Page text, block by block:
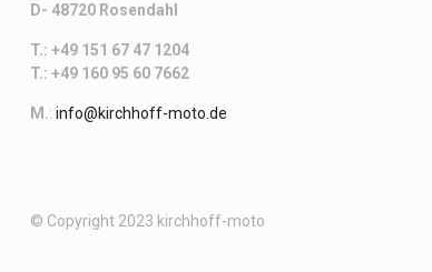
D- 48720 Rosendahl
T.: +49 151 67 47 1204
T.: +49 160 95 60 7662
M.: info@kirchhoff-moto.de
© Copyright 2023 kirchhoff-moto